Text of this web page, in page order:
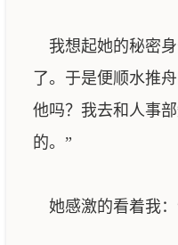
我想起她的秘密
了。于是便顺水推
他吗？我去和人事
的。”
她感激的看着我：